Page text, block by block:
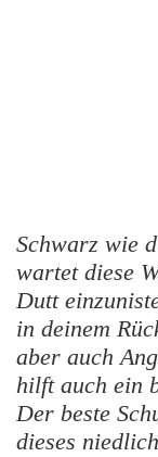
Schwarz wie
wartet diese
Dutt
in deinem
aber auch
hilft auch ein
Der beste
dieses